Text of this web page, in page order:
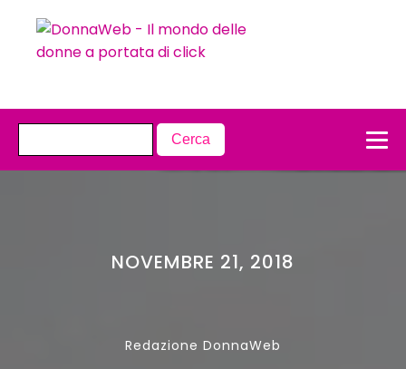
NOVEMBRE 21, 2018
Redazione DonnaWeb